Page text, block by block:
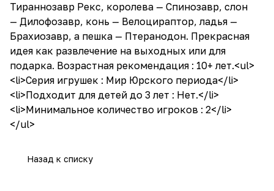
Тираннозавр Рекс, королева — Спинозавр, слон
— Дилофозавр, конь — Велоцираптор, ладья —
Брахиозавр, а пешка — Птеранодон. Прекрасная
идея как развлечение на выходных или для
подарка. Возрастная рекомендация : 10+ лет.<ul>
<li>Серия игрушек : Мир Юрского периода</li>
<li>Подходит для детей до 3 лет : Нет.</li>
<li>Минимальное количество игроков : 2</li>
</ul>
Назад к списку